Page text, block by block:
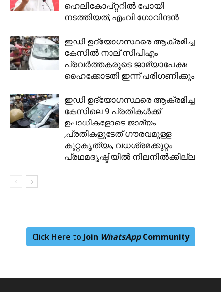
ഹെലികോപ്റ്ററില്‍ പോയി
നടത്തിയത്, എംവി ഗോവിന്ദന്‍
ഇഡി ഉദ്യോഗസ്ഥരെ ആക്രമിച്ച
കേസില്‍ നാല് സിപിഎം
പ്രവര്‍ത്തകരുടെ ജാമ്യാപേക്ഷ
ഹൈക്കോടതി ഇന്ന് പരിഗണിക്കും
ഇഡി ഉദ്യോഗസ്ഥരെ ആക്രമിച്ച
കേസിലെ 9 പ്രതികള്‍ക്ക്
ഉപാധികളോടെ ജാമ്യം
,പ്രതികളുടേത് ഗൗരവമുള്ള
കുറ്റകൃത്യം, വധശ്രമക്കുറ്റം
പ്രഥമദൃഷ്ടിയില്‍ നിലനില്‍ക്കില്ല
Click Here to Join WhatsAppCommunity